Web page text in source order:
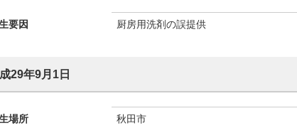
要因 厨房用洗剤の誤提供
29年9月1日
場所 秋田市